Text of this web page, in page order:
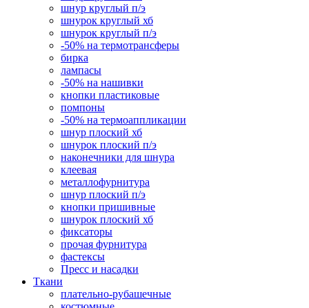
шнур круглый п/э
шнурок круглый хб
шнурок круглый п/э
-50% на термотрансферы
бирка
лампасы
-50% на нашивки
кнопки пластиковые
помпоны
-50% на термоаппликации
шнур плоский хб
шнурок плоский п/э
наконечники для шнура
клеевая
металлофурнитура
шнур плоский п/э
кнопки пришивные
шнурок плоский хб
фиксаторы
прочая фурнитура
фастексы
Пресс и насадки
Ткани
плательно-рубашечные